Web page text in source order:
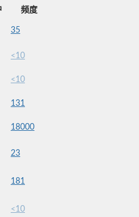
频度
35
<10
<10
131
18000
23
181
<10